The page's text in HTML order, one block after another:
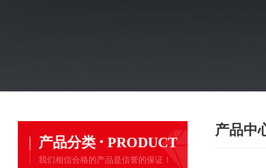
产品分类 · PRODUCT
我们相信合格的产品是信誉的保证！
产品中